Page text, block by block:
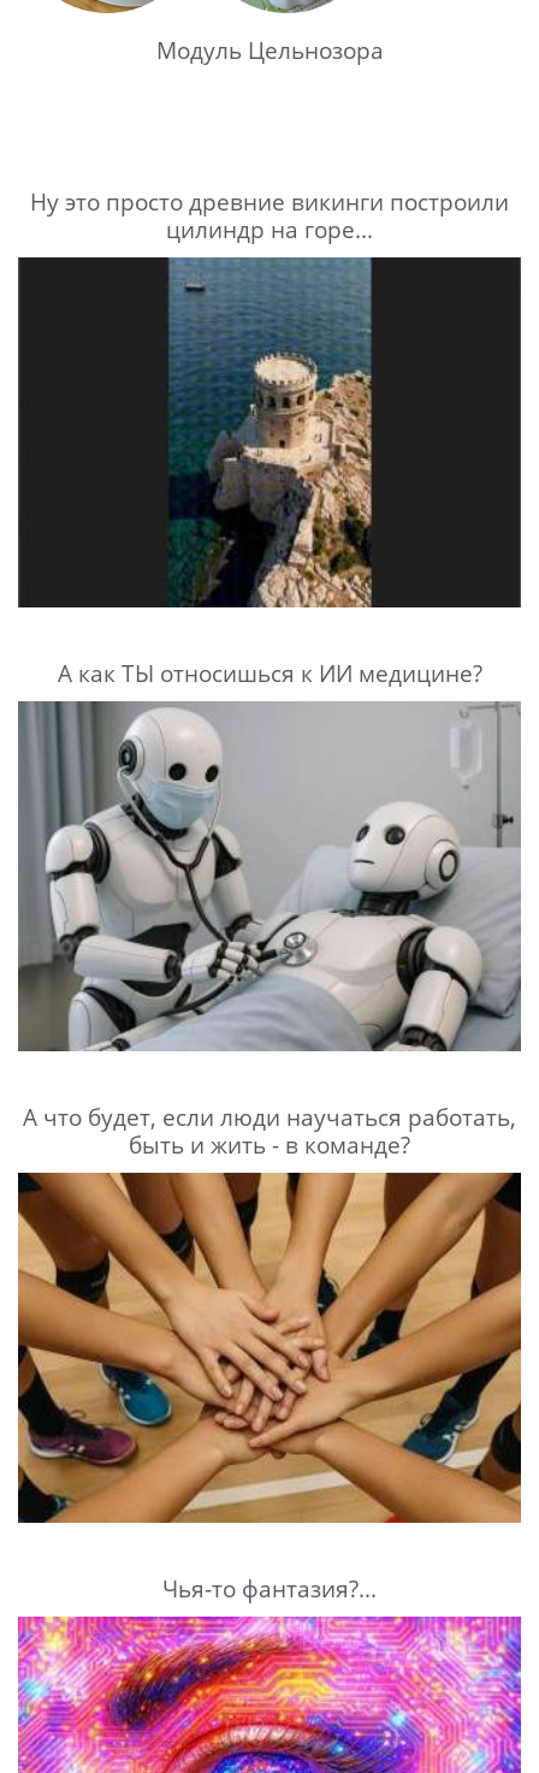
Модуль Цельнозора
Ну это просто древние викинги построили
цилиндр на горе...
А как ТЫ относишься к ИИ медицине?
А что будет, если люди научаться работать,
быть и жить - в команде?
Чья-то фантазия?...